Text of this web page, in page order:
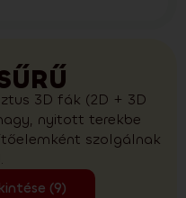
3D fák (2D + 3D
nyitott terekbe
szolgálnak
(9)